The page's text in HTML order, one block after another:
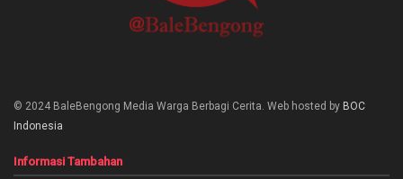
© 2024 BaleBengong Media Warga Berbagi Cerita. Web hosted by BOC
Indonesia
Informasi Tambahan